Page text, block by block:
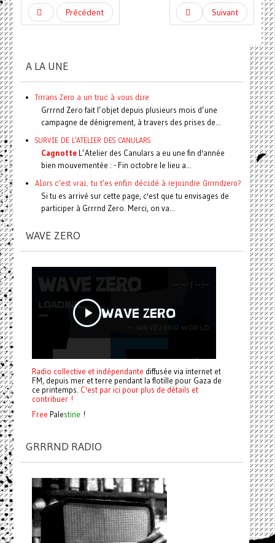
Précédent Suivant
A LA UNE
Trrrans Zero a un truc à vous dire
Grrrnd Zero fait l’objet depuis plusieurs mois d’une
campagne de dénigrement, à travers des prises de...
SURVIE DE L'ATELIER DES CANULARS
CagnotteL’Atelier des Canulars a eu une fin d'année
bien mouvementée : - Fin octobre le lieu a...
Alors c'est vrai, tu t'es enfin décidé à rejoindre Grrrndzero?
Si tu es arrivé sur cette page, c'est que tu envisages de
participer à Grrrnd Zero. Merci, on va...
WAVE ZERO
Radio collective et indépendante diffusée via internet et
FM, depuis mer et terre pendant la flotille pour Gaza de
ce printemps. C'est par ici pour plus de détails et
contribuer !
Free Palestine !
GRRRND RADIO